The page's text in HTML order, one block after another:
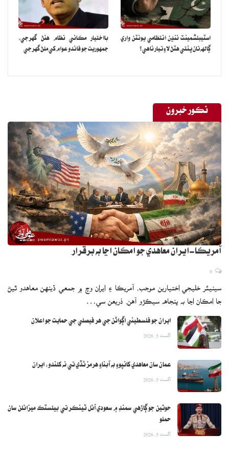
اسٽيبلشمينٽ ننڍن انتظامي يونٽن واري
ڳالهه تان پٺتي هٽڻ لاءِ تيار ناهي؟
بااختيار مڪاني نظام هئڻ گهرجي‏،
جمهوريت جو فائدو عوام کي ملڻ گهرجي
نڪور خبرون
آمريڪا-ايران معاهدي جو امڪان اڃا به برقرار
سينيئر خليجي اختيارين موجب، آمريڪا ۽ ايران وچ ۾ جمعي ڏينهن معاهدو ٿيڻ
جا امڪان اڃا به پنجاهه سيڪڙو آهن. ذريعن سي…
ايران جو فلسطيني اڳواڻن جي هر فيصلي جي حمايت جو اعلان
اگست 5, 2026
عمان سان معاهدي کانپوءِ به آبناءِ هرمز ٿڏي تي نه کلندو: ايران
اگست 5, 2026
حوثين جو ڳاڙهي سمنڊ ۾ سعودي آئل ٽينڪر تي بيلسٽڪ ميزائلن سان
حملو
اگست 5, 2026